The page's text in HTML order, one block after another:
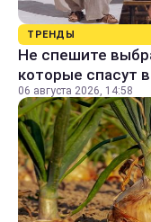
ТРЕНДЫ
Не спешите
которые спасут
06 августа 2026, 14:58